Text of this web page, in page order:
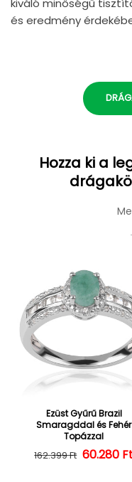
kiváló minőségű
és eredmény
Hozza ki a
Ezüst Gyűrű Brazil
Smaragddal és Fehér
Topázzal
Normál
162.399 Ft 60.280